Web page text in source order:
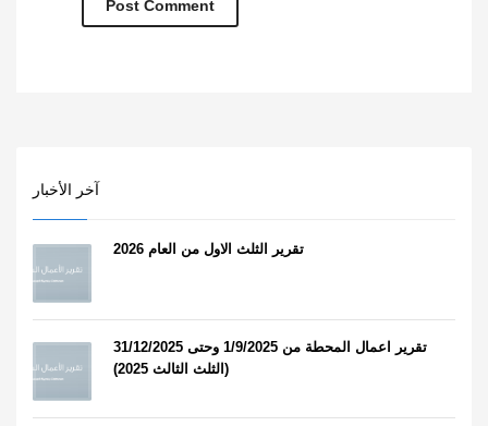
آخر الأخبار
تقرير الثلث الاول من العام 2026
تقرير اعمال المحطة من 1/9/2025 وحتى 31/12/2025
(الثلث الثالث 2025)